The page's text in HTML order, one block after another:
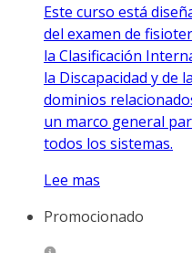
Este curso está
del examen de
la Clasificación
la Discapacidad y de
dominios
un marco general
todos los sistemas.
Lee mas
Promocionado